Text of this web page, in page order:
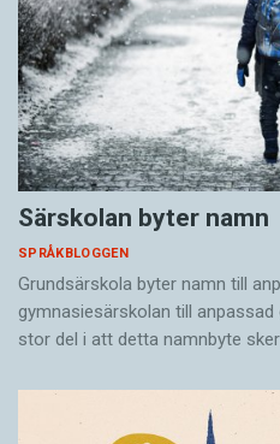
Särskolan byter namn
SPRÅKBLOGGEN
Grundsärskola byter namn till
gymnasiesärskolan till
stor del i att detta namnbyte